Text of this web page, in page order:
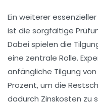
Ein weiterer
ist die sorgfältige
Dabei spielen die
eine zentrale Rolle.
anfängliche Tilgung
Prozent, um die
dadurch Zinskosten zu